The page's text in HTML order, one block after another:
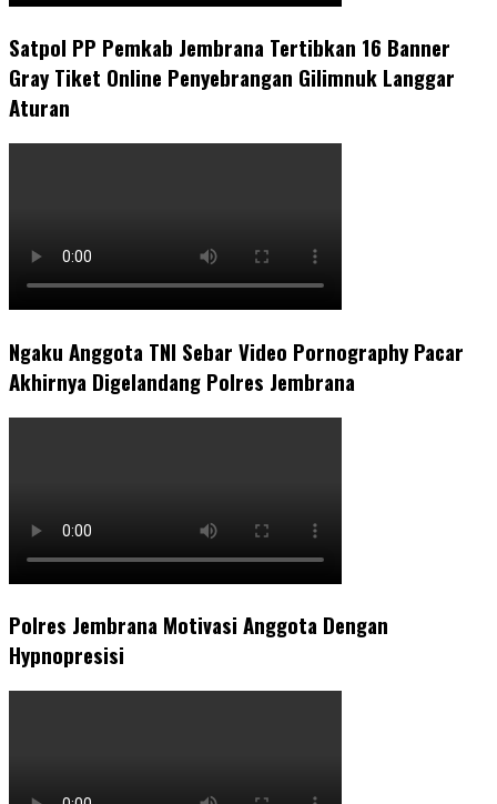
Satpol PP Pemkab Jembrana Tertibkan 16 Banner
Gray Tiket Online Penyebrangan Gilimnuk Langgar
Aturan
Ngaku Anggota TNI Sebar Video Pornography Pacar
Akhirnya Digelandang Polres Jembrana
Polres Jembrana Motivasi Anggota Dengan
Hypnopresisi